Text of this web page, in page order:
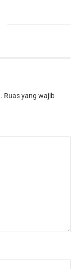
Ruas yang wajib